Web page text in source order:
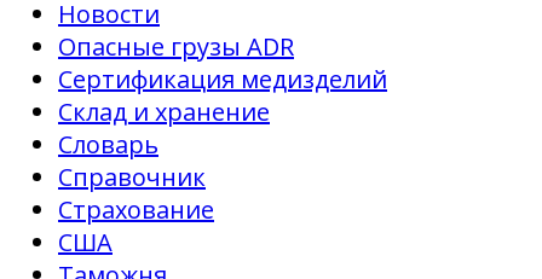
Новости
Опасные грузы ADR
Сертификация медизделий
Склад и хранение
Словарь
Справочник
Страхование
США